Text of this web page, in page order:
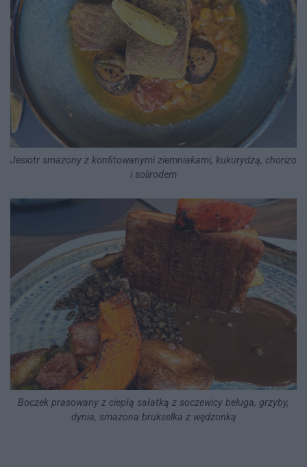
Jesiotr smażony z konfitowanymi ziemniakami, kukurydzą, chorizo
i solirodem
Boczek prasowany z ciepłą sałatką z soczewicy beluga, grzyby,
dynia, smazona brukselka z wędzonką